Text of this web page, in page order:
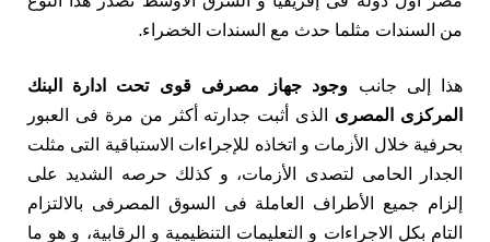
من السندات مثلما حدث مع السندات الخضراء.
هذا إلى جانب وجود جهاز مصرفى قوى تحت ادارة البنك
المركزى المصرى الذى أثبت جدارته أكثر من مرة فى العبور
بحرفية خلال الأزمات و اتخاذه للإجراءات الاستباقية التى مثلت
الجدار الحامى لتصدى الأزمات، و كذلك حرصه الشديد على
إلزام جميع الأطراف العاملة فى السوق المصرفى بالالتزام
التام بكل الاجراءات و التعليمات التنظيمية و الرقابية، و هو ما